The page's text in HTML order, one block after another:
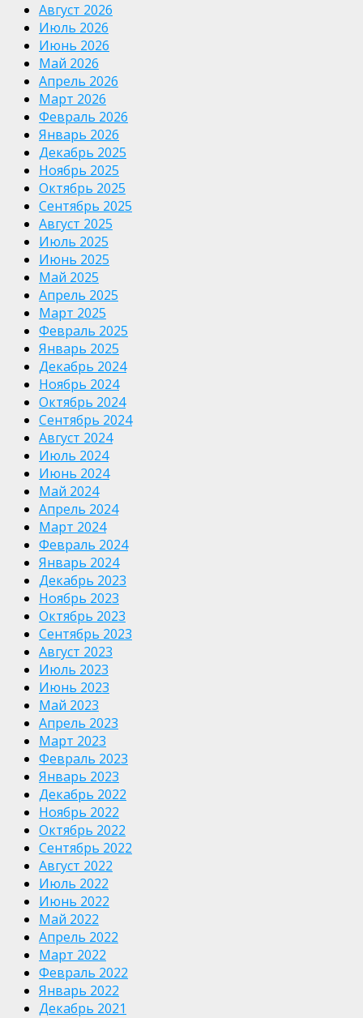
Август 2026
Июль 2026
Июнь 2026
Май 2026
Апрель 2026
Март 2026
Февраль 2026
Январь 2026
Декабрь 2025
Ноябрь 2025
Октябрь 2025
Сентябрь 2025
Август 2025
Июль 2025
Июнь 2025
Май 2025
Апрель 2025
Март 2025
Февраль 2025
Январь 2025
Декабрь 2024
Ноябрь 2024
Октябрь 2024
Сентябрь 2024
Август 2024
Июль 2024
Июнь 2024
Май 2024
Апрель 2024
Март 2024
Февраль 2024
Январь 2024
Декабрь 2023
Ноябрь 2023
Октябрь 2023
Сентябрь 2023
Август 2023
Июль 2023
Июнь 2023
Май 2023
Апрель 2023
Март 2023
Февраль 2023
Январь 2023
Декабрь 2022
Ноябрь 2022
Октябрь 2022
Сентябрь 2022
Август 2022
Июль 2022
Июнь 2022
Май 2022
Апрель 2022
Март 2022
Февраль 2022
Январь 2022
Декабрь 2021